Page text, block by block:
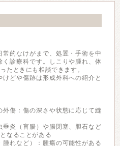
的なけがまで、処置・手術を中
診療科です。しこりや腫れ、体
たときにも相談できます。
どや傷跡は形成外科への紹介と
外傷：傷の深さや状態に応じて縫
垂炎（盲腸）や腸閉塞、胆石など
なることがある
腫れなど）：腫瘍の可能性がある